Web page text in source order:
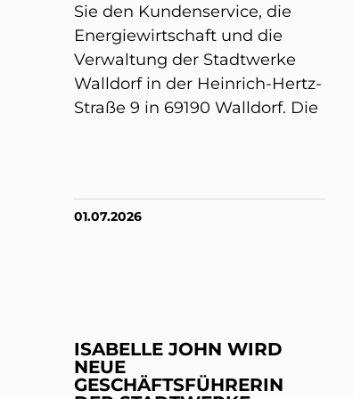
Sie den Kundenservice, die
Energiewirtschaft und die
Verwaltung der Stadtwerke
Walldorf in der Heinrich-Hertz-
Straße 9 in 69190 Walldorf. Die
01.07.2026
ISABELLE JOHN WIRD
NEUE
GESCHÄFTSFÜHRERIN